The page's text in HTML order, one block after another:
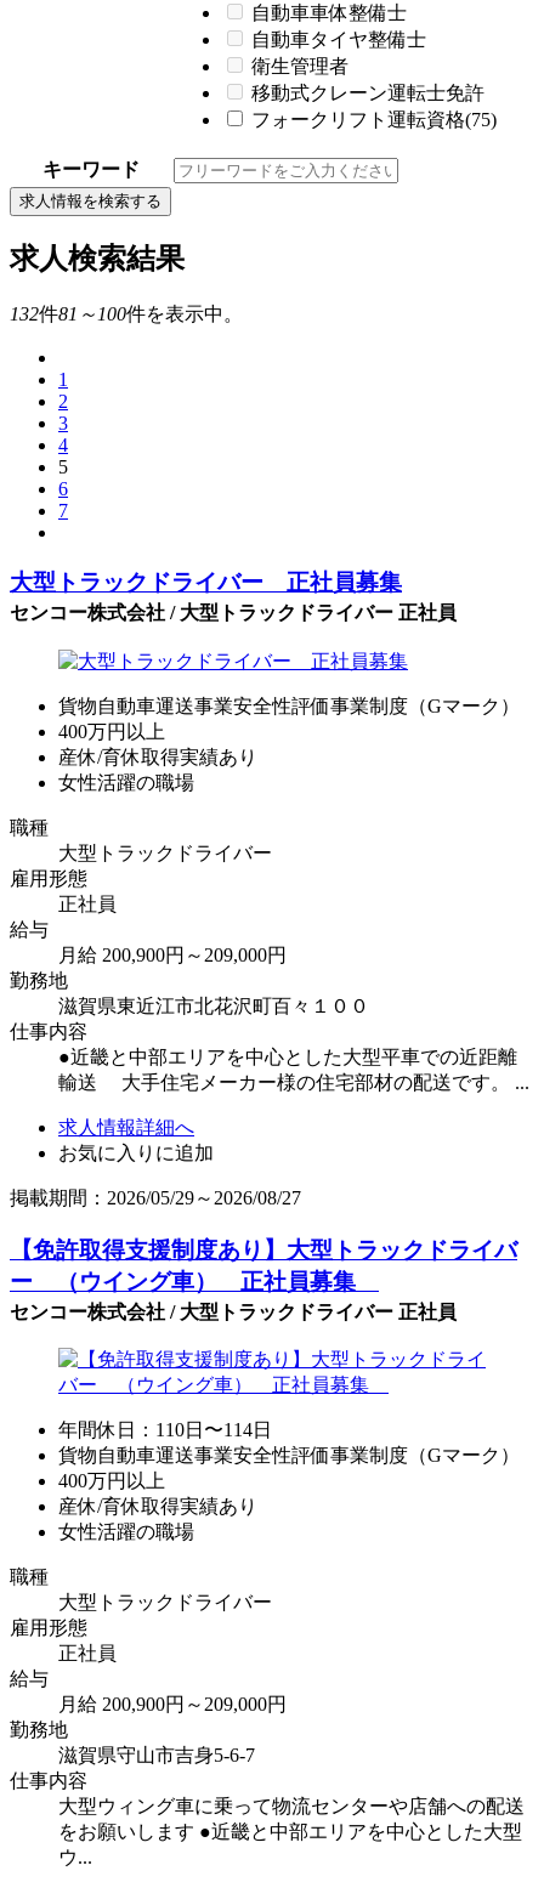
自動車車体整備士
自動車タイヤ整備士
衛生管理者
移動式クレーン運転士免許
フォークリフト運転資格(75)
キーワード
求人情報を検索する
求人検索結果
132件81～100件を表示中。
1
2
3
4
5
6
7
大型トラックドライバー 正社員募集
センコー株式会社 / 大型トラックドライバー 正社員
貨物自動車運送事業安全性評価事業制度（Gマーク）
400万円以上
産休/育休取得実績あり
女性活躍の職場
職種
大型トラックドライバー
雇用形態
正社員
給与
月給 200,900円～209,000円
勤務地
滋賀県東近江市北花沢町百々１００
仕事内容
●近畿と中部エリアを中心とした大型平車での近距離
輸送 大手住宅メーカー様の住宅部材の配送です。 ...
求人情報詳細へ
お気に入りに追加
掲載期間：2026/05/29～2026/08/27
【免許取得支援制度あり】大型トラックドライバ
ー （ウイング車） 正社員募集
センコー株式会社 / 大型トラックドライバー 正社員
年間休日：110日〜114日
貨物自動車運送事業安全性評価事業制度（Gマーク）
400万円以上
産休/育休取得実績あり
女性活躍の職場
職種
大型トラックドライバー
雇用形態
正社員
給与
月給 200,900円～209,000円
勤務地
滋賀県守山市吉身5-6-7
仕事内容
大型ウィング車に乗って物流センターや店舗への配送
をお願いします ●近畿と中部エリアを中心とした大型
ウ...